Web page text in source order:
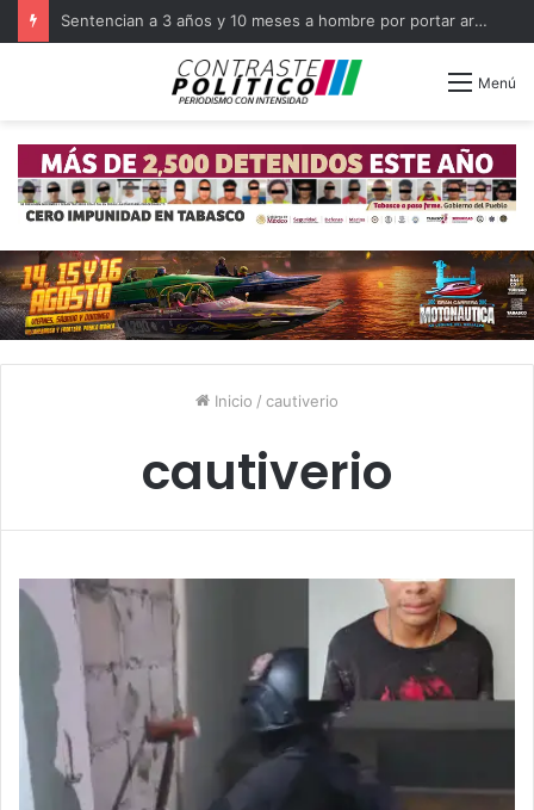
Sentencian a 3 años y 10 meses a hombre por portar arma en Balancán
Menú
Inicio / cautiverio
cautiverio